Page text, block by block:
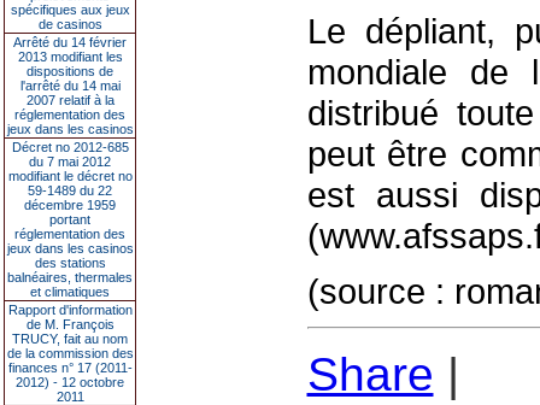
spécifiques aux jeux
de casinos
Arrêté du 14 février
2013 modifiant les
dispositions de
l'arrêté du 14 mai
2007 relatif à la
réglementation des
jeux dans les casinos
Décret no 2012-685
du 7 mai 2012
modifiant le décret no
59-1489 du 22
décembre 1959
portant
réglementation des
jeux dans les casinos
des stations
balnéaires, thermales
et climatiques
Rapport d'information
de M. François
TRUCY, fait au nom
de la commission des
finances n° 17 (2011-
2012) - 12 octobre
2011
Le dépliant,
mondiale
distribué
peut être
est aussi
(source :
Share |